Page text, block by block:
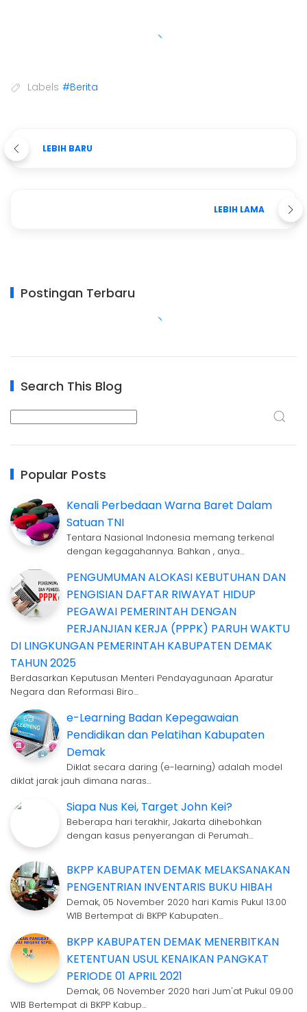
Labels #Berita
LEBIH BARU
LEBIH LAMA
Postingan Terbaru
Search This Blog
Popular Posts
Kenali Perbedaan Warna Baret Dalam
Satuan TNI
Tentara Nasional Indonesia memang terkenal
dengan kegagahannya. Bahkan , anya…
PENGUMUMAN ALOKASI KEBUTUHAN DAN
PENGISIAN DAFTAR RIWAYAT HIDUP
PEGAWAI PEMERINTAH DENGAN
PERJANJIAN KERJA (PPPK) PARUH WAKTU
DI LINGKUNGAN PEMERINTAH KABUPATEN DEMAK
TAHUN 2025
Berdasarkan Keputusan Menteri Pendayagunaan Aparatur
Negara dan Reformasi Biro…
e-Learning Badan Kepegawaian
Pendidikan dan Pelatihan Kabupaten
Demak
Diklat secara daring (e-learning) adalah model
diklat jarak jauh dimana naras…
Siapa Nus Kei, Target John Kei?
Beberapa hari terakhir, Jakarta dihebohkan
dengan kasus penyerangan di Perumah…
BKPP KABUPATEN DEMAK MELAKSANAKAN
PENGENTRIAN INVENTARIS BUKU HIBAH
Demak, 05 November 2020 hari Kamis Pukul 13.00
WIB Bertempat di BKPP Kabupaten…
BKPP KABUPATEN DEMAK MENERBITKAN
KETENTUAN USUL KENAIKAN PANGKAT
PERIODE 01 APRIL 2021
Demak, 06 November 2020 hari Jum'at Pukul 09.00
WIB Bertempat di BKPP Kabup…